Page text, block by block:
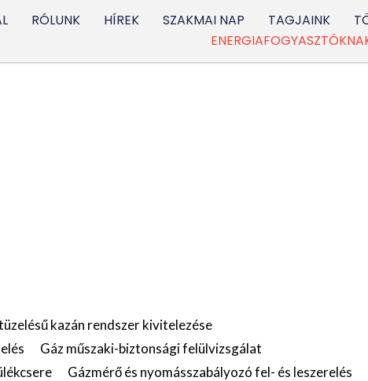
RÓLUNK HÍREK SZAKMAI NAP TAGJAINK
kazán rendszer kivitelezése
Gáz műszaki-biztonsági felülvizsgálat
Gázmérő és nyomásszabályozó fel- és leszerelés